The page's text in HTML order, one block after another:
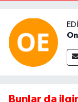
Bunlar da